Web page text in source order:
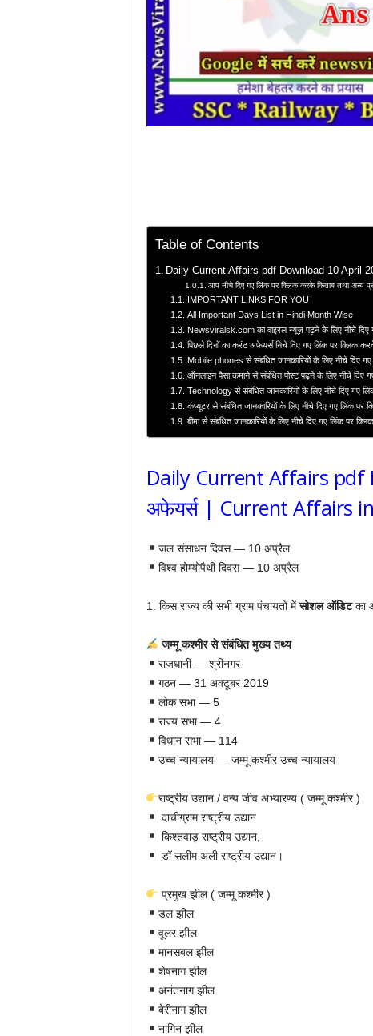
Table of Contents
Daily Current Affairs pdf Download 10 April
आप नीचे दिए गए लिंक पर क्लिक करके किताब तथा अन्य
IMPORTANT LINKS FOR YOU
All Important Days List in Hindi Month Wise
Newsviralsk.com का वाइरल न्यूज़ पढ़ने के लिए नीचे दिए
पिछले दिनों का करंट अफेयर्स निचे दिए गए लिंक पर क्लिक
Mobile phones से संबंधित जानकारियों के लिए नीचे दिए
ऑनलाइन पैसा कमाने से संबंधित पोस्ट पढ़ने के लिए नीचे दिए
Technology से संबंधित जानकारियों के लिए नीचे दिए गए
कंप्यूटर से संबंधित जानकारियों के लिए नीचे दिए गए लिंक पर
बीमा से संबंधित जानकारियों के लिए नीचे दिए गए लिंक पर
Daily Current Affairs
अफेयर्स | Current Affairs
जल संसाधन दिवस — 10 अप्रैल
विश्व होम्योपैथी दिवस — 10 अप्रैल
1. किस राज्य की सभी ग्राम पंचायतों मेंसोशल ऑडिटका
जम्मू कश्मीर से संबंधित मुख्य तथ्य
राजधानी — श्रीनगर
गठन — 31 अक्टूबर 2019
लोक सभा — 5
राज्य सभा — 4
विधान सभा — 114
उच्च न्यायालय — जम्मू कश्मीर उच्च न्यायालय
राष्ट्रीय उद्यान / वन्य जीव अभ्यारण्य ( जम्मू कश्मीर )
दाचीग्राम राष्ट्रीय उद्यान
किश्तवाड़ राष्ट्रीय उद्यान,
डॉ सलीम अली राष्ट्रीय उद्यान।
प्रमुख झील ( जम्मू कश्मीर )
डल झील
वूलर झील
मानसबल झील
शेषनाग झील
अनंतनाग झील
बेरीनाग झील
नागिन झील